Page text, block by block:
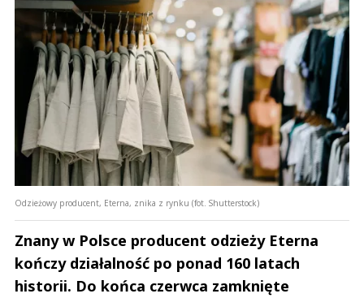
Odzieżowy producent, Eterna, znika z rynku (fot. Shutterstock)
Znany w Polsce producent odzieży Eterna
kończy działalność po ponad 160 latach
historii. Do końca czerwca zamknięte